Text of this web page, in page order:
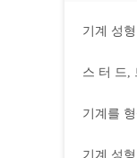
기계 성
스 터 드,
기계를
기계 성